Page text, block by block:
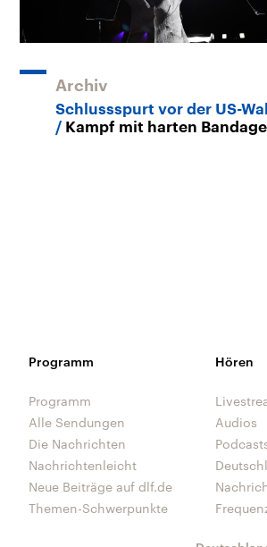
Archiv
Schlussspurt vor der US-
Kampf mit harten
Programm
Programm
Alle Sendungen
Die Nachrichten
Nachrichtenleicht
Neue Beiträge auf dlf.de
Themen-Schwerpunkte
Hören
Audios